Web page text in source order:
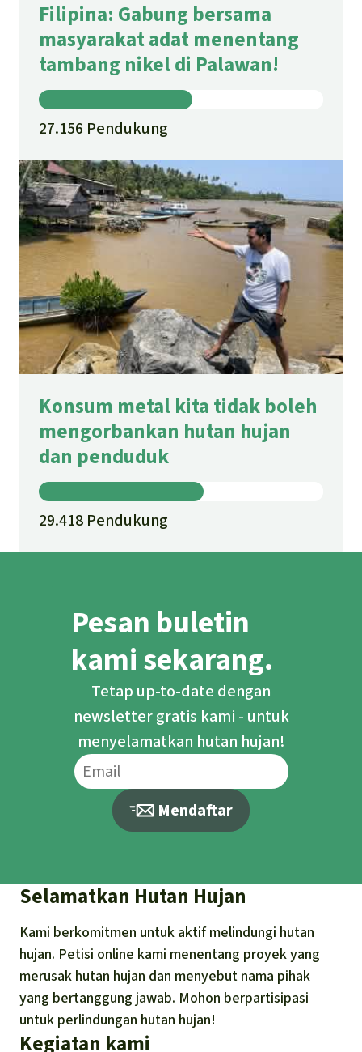
Filipina: Gabung bersama
masyarakat adat menentang
tambang nikel di Palawan!
27.156 Pendukung
Konsum metal kita tidak boleh
mengorbankan hutan hujan
dan penduduk
29.418 Pendukung
Pesan buletin
kami sekarang.
Tetap up-to-date dengan
newsletter gratis kami - untuk
menyelamatkan hutan hujan!
Mendaftar
Selamatkan Hutan Hujan
Kami berkomitmen untuk aktif melindungi hutan
hujan. Petisi online kami menentang proyek yang
merusak hutan hujan dan menyebut nama pihak
yang bertanggung jawab. Mohon berpartisipasi
untuk perlindungan hutan hujan!
Kegiatan kami